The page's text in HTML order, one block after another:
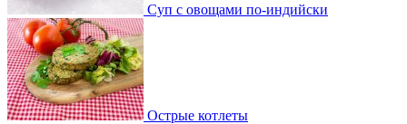
Суп с овощами по-индийски
Острые котлеты